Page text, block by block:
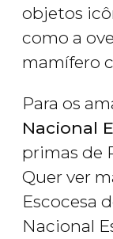
objetos
como a
mamífero
Para os
Nacional
primas de
Quer ver
Escocesa
Nacional